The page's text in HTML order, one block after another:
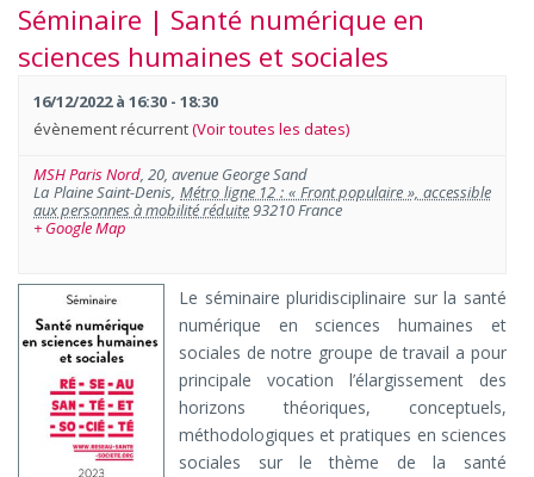
Séminaire | Santé numérique en
sciences humaines et sociales
16/12/2022 à 16:30 - 18:30
évènement récurrent(Voir toutes les dates)
MSH Paris Nord, 20, avenue George Sand
La Plaine Saint-Denis, Métro ligne 12 : « Front populaire », accessible
aux personnes à mobilité réduite93210France
+ Google Map
Le séminaire pluridisciplinaire sur la santé
numérique en sciences humaines et
sociales de notre groupe de travail a pour
principale vocation l’élargissement des
horizons théoriques, conceptuels,
méthodologiques et pratiques en sciences
sociales sur le thème de la santé